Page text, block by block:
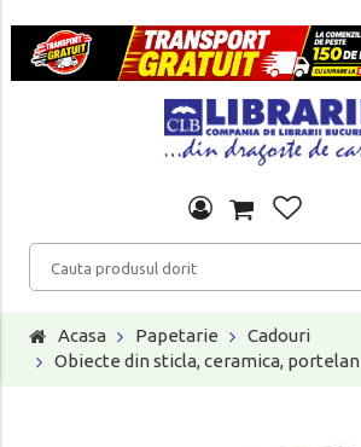
Acasa Papetarie
Cadouri
Obiecte din sticla, ceramica, portelan